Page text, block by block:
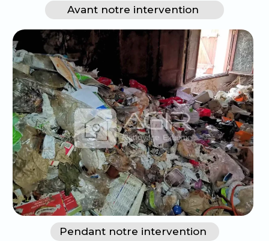
Avant notre intervention
Pendant notre intervention